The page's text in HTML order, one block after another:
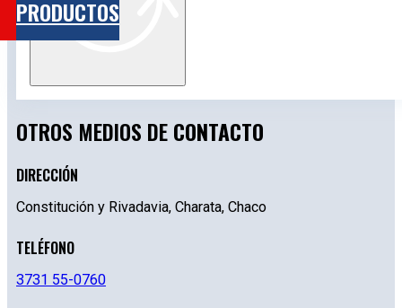
PRODUCTOS
OTROS MEDIOS DE CONTACTO
DIRECCIÓN
Constitución y Rivadavia, Charata, Chaco
TELÉFONO
3731 55-0760